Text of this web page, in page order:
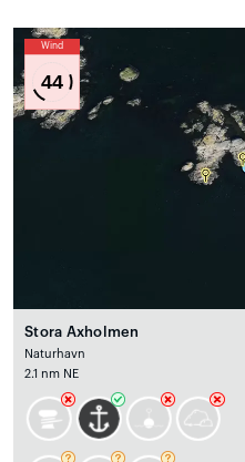
Wind
44
Stora Axholmen
Naturhavn
2.1 nm NE